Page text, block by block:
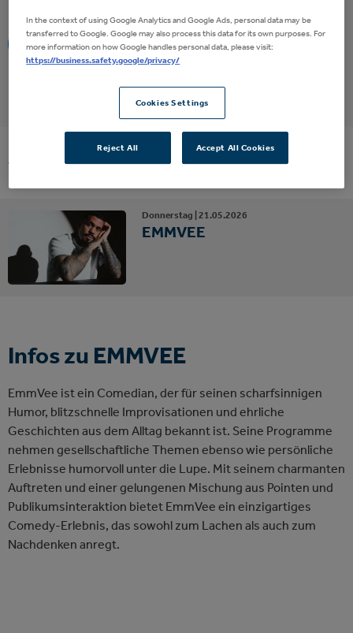
Eventalarm
Vergangene Events
Donnerstag | 21.05.2026
EMMVEE
Infos zu EMMVEE
EmmVee ist ein Comedian, der für seinen scharfsinnigen
Humor, blitzschnelle Improvisationen und ehrliche
Geschichten aus dem Alltag bekannt ist. Seine Programme
nehmen gesellschaftliche Themen ebenso wie persönliche
Erlebnisse humorvoll unter die Lupe. Mit seinem charmanten
Auftreten und einer gelungenen Mischung aus Pointen und
Publikumsinteraktion bietet EmmVee ein einzigartiges
Comedy-Erlebnis, das sowohl zum Lachen als auch zum
Nachdenken anregt.
In the context of using Google Analytics and Google Ads, personal data may be
transferred to Google. Google may also process this data for its own purposes. For
more information on how Google handles personal data, please visit:
https://business.safety.google/privacy/
Cookies Settings
Reject All Accept All Cookies